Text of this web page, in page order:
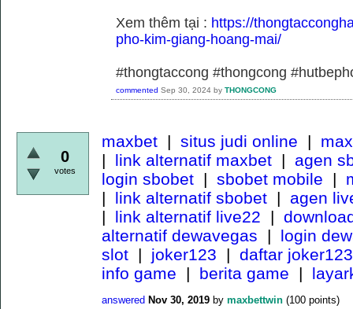
Xem thêm tại : https://
pho-kim-giang-hoang-mai/
#thongtaccong #thongcong
commented Sep 30, 2024 by THONGCONG
0
votes
maxbet | situs judi online |
| link alternatif maxbet | agen
login sbobet | sbobet mobile |
| link alternatif sbobet | agen
| link alternatif live22 |
alternatif dewavegas | login
slot | joker123 | daftar joker123
info game | berita game |
answered Nov 30, 2019 by maxbettwin (100 points)